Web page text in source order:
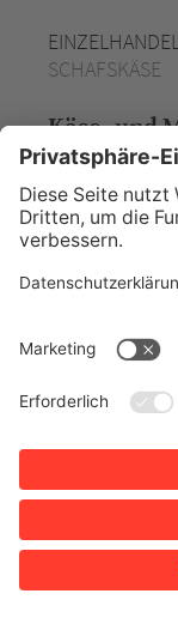
SCHAFSKÄSE
Käse- und
Parkplätze
EINZELHANDEL
Boutique